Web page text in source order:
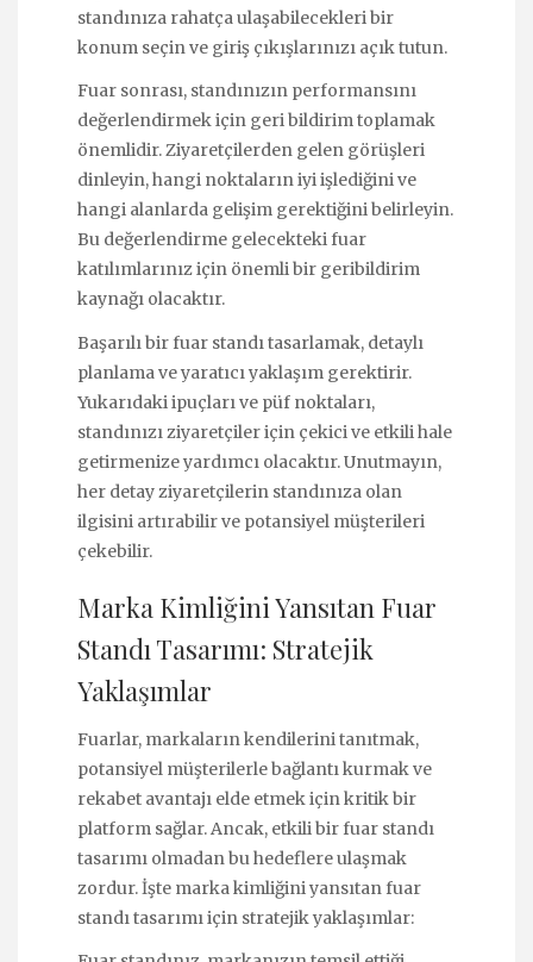
standınıza rahatça ulaşabilecekleri bir
konum seçin ve giriş çıkışlarınızı açık tutun.
Fuar sonrası, standınızın performansını
değerlendirmek için geri bildirim toplamak
önemlidir. Ziyaretçilerden gelen görüşleri
dinleyin, hangi noktaların iyi işlediğini ve
hangi alanlarda gelişim gerektiğini belirleyin.
Bu değerlendirme gelecekteki fuar
katılımlarınız için önemli bir geribildirim
kaynağı olacaktır.
Başarılı bir fuar standı tasarlamak, detaylı
planlama ve yaratıcı yaklaşım gerektirir.
Yukarıdaki ipuçları ve püf noktaları,
standınızı ziyaretçiler için çekici ve etkili hale
getirmenize yardımcı olacaktır. Unutmayın,
her detay ziyaretçilerin standınıza olan
ilgisini artırabilir ve potansiyel müşterileri
çekebilir.
Marka Kimliğini Yansıtan Fuar
Standı Tasarımı: Stratejik
Yaklaşımlar
Fuarlar, markaların kendilerini tanıtmak,
potansiyel müşterilerle bağlantı kurmak ve
rekabet avantajı elde etmek için kritik bir
platform sağlar. Ancak, etkili bir fuar standı
tasarımı olmadan bu hedeflere ulaşmak
zordur. İşte marka kimliğini yansıtan fuar
standı tasarımı için stratejik yaklaşımlar: